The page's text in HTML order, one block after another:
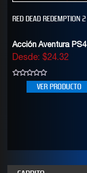
RED DEAD REDEMPTION 2
Acción Aventura PS4
Desde: $24.32
VER PRODUCTO